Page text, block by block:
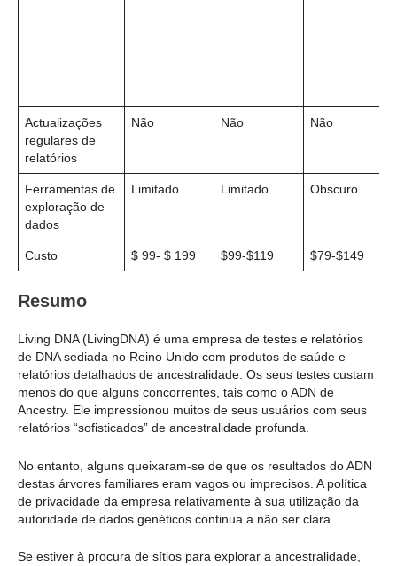
Actualizações
regulares de
relatórios
Não Não Não
Ferramentas de
exploração de
dados
Limitado Limitado Obscuro
Custo $ 99- $ 199 $99-$119 $79-$149
Resumo
Living DNA (LivingDNA) é uma empresa de testes e relatórios
de DNA sediada no Reino Unido com produtos de saúde e
relatórios detalhados de ancestralidade. Os seus testes custam
menos do que alguns concorrentes, tais como o ADN de
Ancestry. Ele impressionou muitos de seus usuários com seus
relatórios “sofisticados” de ancestralidade profunda.
No entanto, alguns queixaram-se de que os resultados do ADN
destas árvores familiares eram vagos ou imprecisos. A política
de privacidade da empresa relativamente à sua utilização da
autoridade de dados genéticos continua a não ser clara.
Se estiver à procura de sítios para explorar a ancestralidade,